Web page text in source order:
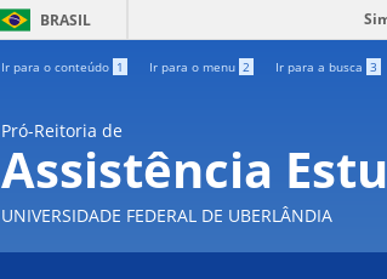
BRASIL
Ir para o conteúdo 1 Ir para o menu 2 Ir para a busca 3
Pró-Reitoria de
Assistência
UNIVERSIDADE FEDERAL DE UBERLÂNDIA